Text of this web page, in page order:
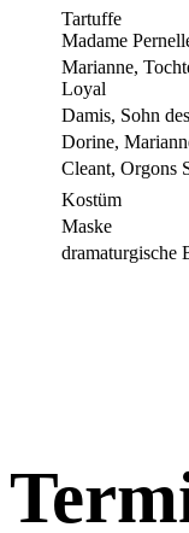
Tartuffe
Madame
Marianne,
Loyal
Damis, Sohn
Dorine,
Cleant, Orgons
Kostüm
Maske
dramaturgische